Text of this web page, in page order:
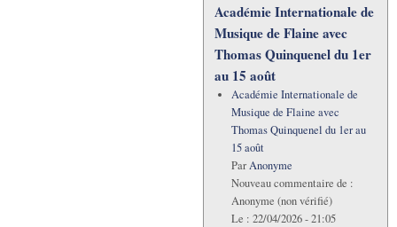
Académie Internationale de
Musique de Flaine avec
Thomas Quinquenel du 1er
au 15 août
Académie Internationale de
Musique de Flaine avec
Thomas Quinquenel du 1er au
15 août
ParAnonyme
Nouveau commentaire de :
Anonyme (non vérifié)
Le : 22/04/2026 - 21:05